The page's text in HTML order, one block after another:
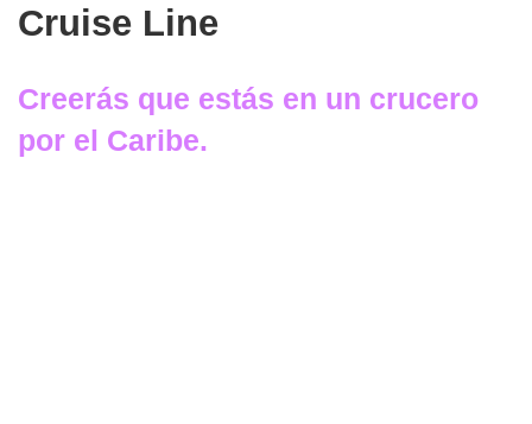
Cruise Line
Creerás que estás en un crucero
por el Caribe.